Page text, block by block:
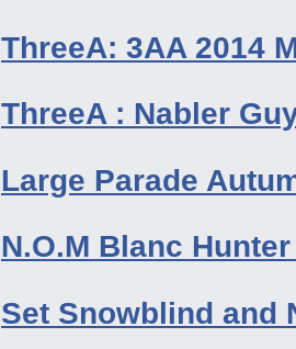
ThreeA: 3AA 2014
ThreeA : Nabler
Large Parade
N.O.M Blanc
Set Snowblind and